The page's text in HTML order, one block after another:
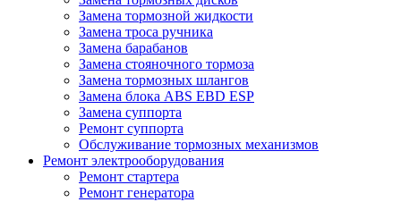
Замена тормозной жидкости
Замена троса ручника
Замена барабанов
Замена стояночного тормоза
Замена тормозных шлангов
Замена блока ABS EBD ESP
Замена суппорта
Ремонт суппорта
Обслуживание тормозных механизмов
Ремонт электрооборудования
Ремонт стартера
Ремонт генератора